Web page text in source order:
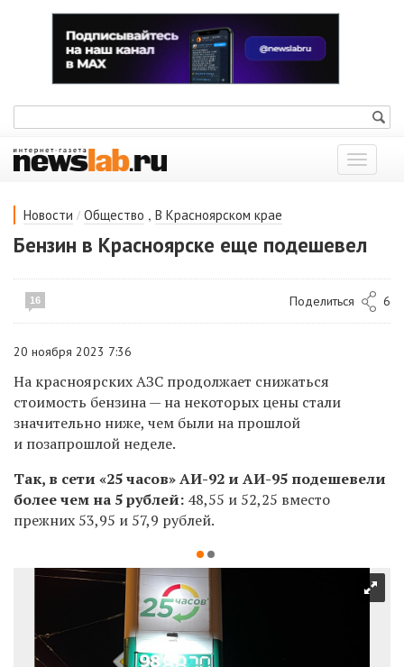
Показать
меню
Новости / Общество , В Красноярском крае
Бензин в Красноярске еще подешевел
16 Поделиться 6
20 ноября 2023 7:36
На красноярских АЗС продолжает снижаться
стоимость бензина — на некоторых цены стали
значительно ниже, чем были на прошлой
и позапрошлой неделе.
Так, в сети «25 часов» АИ-92 и АИ-95 подешевели
более чем на 5 рублей: 48,55 и 52,25 вместо
прежних 53,95 и 57,9 рублей.